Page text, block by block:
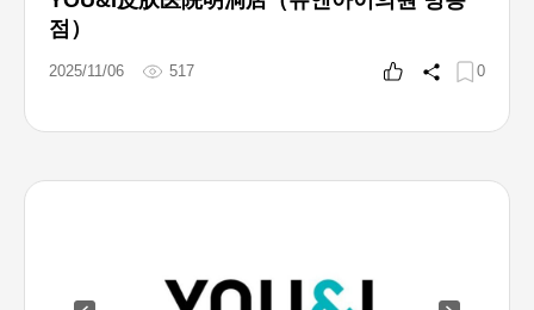
점）
2025/11/06 517 0